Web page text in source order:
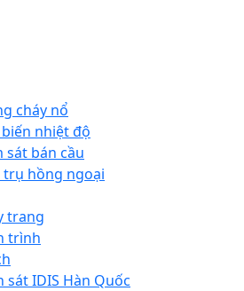
cháy nổ
nhiệt độ
sát bán cầu
trụ hồng ngoại
trang
trình
sát IDIS Hàn Quốc